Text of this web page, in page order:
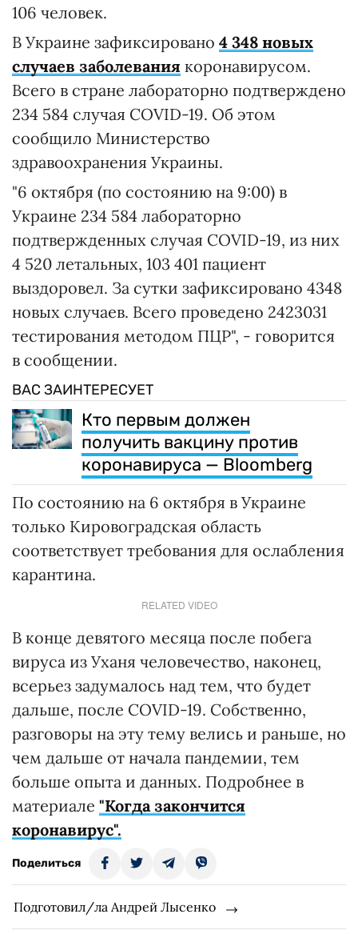
106 человек.
В Украине зафиксировано 4 348 новых
случаев заболевания коронавирусом.
Всего в стране лабораторно подтверждено
234 584 случая COVID-19. Об этом
сообщило Министерство
здравоохранения Украины.
"6 октября (по состоянию на 9:00) в
Украине 234 584 лабораторно
подтвержденных случая COVID-19, из них
4 520 летальных, 103 401 пациент
выздоровел. За сутки зафиксировано 4348
новых случаев. Всего проведено 2423031
тестирования методом ПЦР", - говорится
в сообщении.
ВАС ЗАИНТЕРЕСУЕТ
Кто первым должен
получить вакцину против
коронавируса — Bloomberg
По состоянию на 6 октября в Украине
только Кировоградская область
соответствует требования для ослабления
карантина.
RELATED VIDEO
В конце девятого месяца после побега
вируса из Уханя человечество, наконец,
всерьез задумалось над тем, что будет
дальше, после COVID-19. Собственно,
разговоры на эту тему велись и раньше, но
чем дальше от начала пандемии, тем
больше опыта и данных. Подробнее в
материале "Когда закончится
коронавирус".
Поделиться
Подготовил/ла Андрей Лысенко